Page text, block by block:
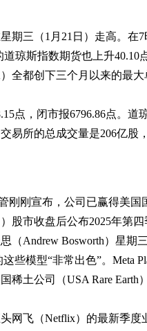
期三（1月21日）走高。在
琼斯指数期货也上升40.10
全都创下三个月以来的最
点，闭市报6796.86点。道
易所的总成交量是206亿股
刚刚宣布，公司已赢得美
股市收盘后公布2025年第四
思（Andrew Bosworth）星
这些模型“非常出色”。Meta
稀土公司（USA Rare Earth
网飞（Netflix）的最新季度